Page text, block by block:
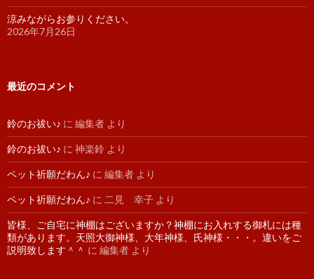
涼みながらお参りください。
2026年7月26日
最近のコメント
鈴のお祓い♪ に 編集者 より
鈴のお祓い♪ に 神楽鈴 より
ペット祈願だわん♪ に 編集者 より
ペット祈願だわん♪ に 二見 幸子 より
皆様、ご自宅に神棚はございますか？神棚にお入れする御札には種
類があります。天照大御神様、大年神様、氏神様・・・。違いをご
説明致します＾＾ に 編集者 より